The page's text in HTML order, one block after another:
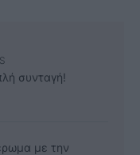
συνταγή!
με την